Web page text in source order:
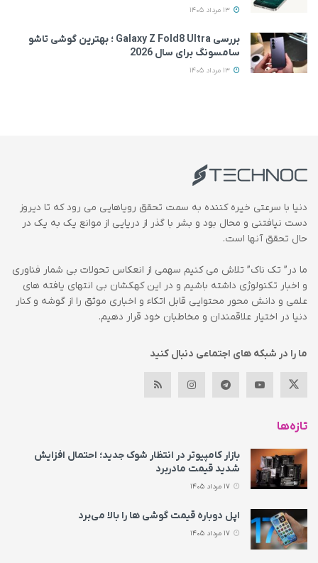
بررسی Galaxy Z Fold8 Ultra ؛ بهترین گوشی تاشو
سامسونگ برای سال 2026
دنیا با سرعتی خیره کننده به سمت تحقق رویاهایی می رود که تا دیروز
دست نیافتنی و محال بود و بشر با گذر از دریایی از موانع یک به یک در
حال تحقق آنها است.
ما در” تک ناک” تلاش می کنیم سهمی از انعکاس تحولات بی شمار فناوری
و اخبار تکنولوژی داشته باشیم و در این کهکشان بی انتهای یافته های
علمی و دانش محور محتوایی قابل اتکاء و اخباری موثق را از گوشه و کنار
دنیا در اختیار علاقمندان و مخاطبان خود قرار دهیم.
ما را در شبکه های اجتماعی دنبال کنید
تازه‌ها
بازار کامپیوتر در انتظار شوک جدید؛ احتمال افزایش
شدید قیمت مادربرد
اپل دوباره قیمت‌ گوشی ها را بالا می‌برد